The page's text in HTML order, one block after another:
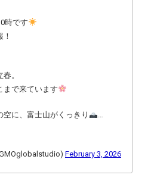
時です
。
まで来ています
に、富士山がくっきり
February 3, 2026